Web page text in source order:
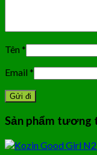
Tên *
Email *
Sản phẩm tương